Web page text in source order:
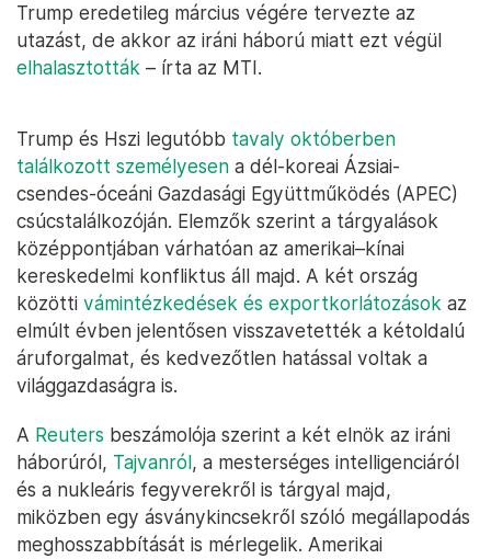
Trump eredetileg március végére tervezte az
utazást, de akkor az iráni háború miatt ezt végül
elhalasztották – írta az MTI.
Trump és Hszi legutóbb tavaly októberben
találkozott személyesen a dél-koreai Ázsiai-
csendes-óceáni Gazdasági Együttműködés (APEC)
csúcstalálkozóján. Elemzők szerint a tárgyalások
középpontjában várhatóan az amerikai–kínai
kereskedelmi konfliktus áll majd. A két ország
közötti vámintézkedések és exportkorlátozások az
elmúlt évben jelentősen visszavetették a kétoldalú
áruforgalmat, és kedvezőtlen hatással voltak a
világgazdaságra is.
A Reuters beszámolója szerint a két elnök az iráni
háborúról, Tajvanról, a mesterséges intelligenciáról
és a nukleáris fegyverekről is tárgyal majd,
miközben egy ásványkincsekről szóló megállapodás
meghosszabbítását is mérlegelik. Amerikai